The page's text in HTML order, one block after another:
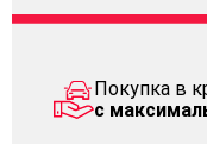
Покупка в
с